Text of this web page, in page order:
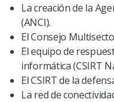
La creación de la
(ANCI).
El Consejo
El equipo de
informática (CSIRT
El CSIRT de la
La red de